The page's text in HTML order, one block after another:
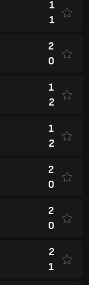
1
1
2
0
1
2
1
2
2
0
2
0
2
1